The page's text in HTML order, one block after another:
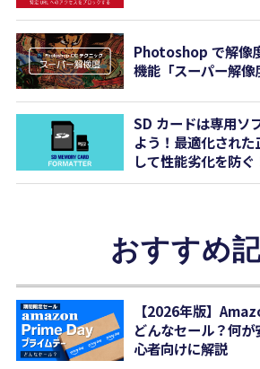
Photoshop で解像
機能「スーパー解
SD カードは専用ソ
よう！最適化され
して性能劣化を防ぐ
おすすめ
【2026年版】
どんなセール？何
心者向けに解説